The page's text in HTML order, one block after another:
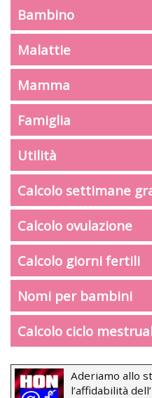
Bambino
Malattie
Mamma
Famiglia
Utilità
Calcolo settimane
Calcolo ovulazione
Calcolo giorni fertili
Nomi per bambini
Calcolo ciclo
Aderiamo allo
l’affidabilità